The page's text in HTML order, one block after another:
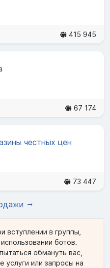
415 945
67 174
честных цен
73 447
вступлении в группы,
ботов.
обмануть вас,
услуги или запросы на